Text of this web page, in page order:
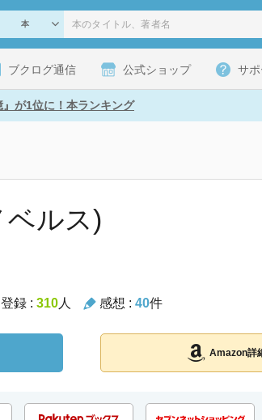
ブクログ通信 公式ショップ サポ
』が1位に！本ランキング
ベルス)
録 : 310人 感想 : 40件
Amazon詳